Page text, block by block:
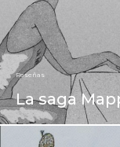
Reseñas
La saga